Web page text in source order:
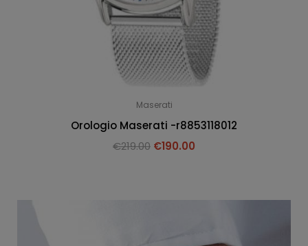
Maserati
Orologio Maserati -r8853118012
€219.00 €190.00